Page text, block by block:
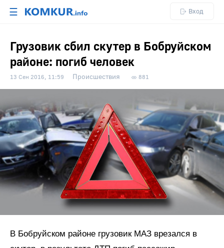
☰ Вход
Грузовик сбил скутер в Бобруйском
районе: погиб человек
13 Сен 2016, 11:59 Происшествия 881
В Бобруйском районе грузовик МАЗ врезался в